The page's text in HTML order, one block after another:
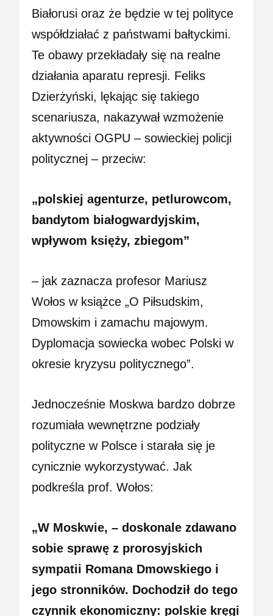
Białorusi oraz że będzie w tej polityce
współdziałać z państwami bałtyckimi.
Te obawy przekładały się na realne
działania aparatu represji. Feliks
Dzierżyński, lękając się takiego
scenariusza, nakazywał wzmożenie
aktywności OGPU – sowieckiej policji
politycznej – przeciw:
„polskiej agenturze, petlurowcom,
bandytom białogwardyjskim,
wpływom księży, zbiegom”
– jak zaznacza profesor Mariusz
Wołos w książce „O Piłsudskim,
Dmowskim i zamachu majowym.
Dyplomacja sowiecka wobec Polski w
okresie kryzysu politycznego”.
Jednocześnie Moskwa bardzo dobrze
rozumiała wewnętrzne podziały
polityczne w Polsce i starała się je
cynicznie wykorzystywać. Jak
podkreśla prof. Wołos:
„W Moskwie, – doskonale zdawano
sobie sprawę z prorosyjskich
sympatii Romana Dmowskiego i
jego stronników. Dochodził do tego
czynnik ekonomiczny: polskie kręgi